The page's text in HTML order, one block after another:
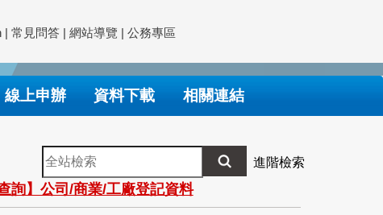
| 常見問答 | 網站導覽 | 公務專區
線上申辦 資料下載 相關連結
全
站
檢
索
進階檢索
詢】公司/商業/工廠登記資料